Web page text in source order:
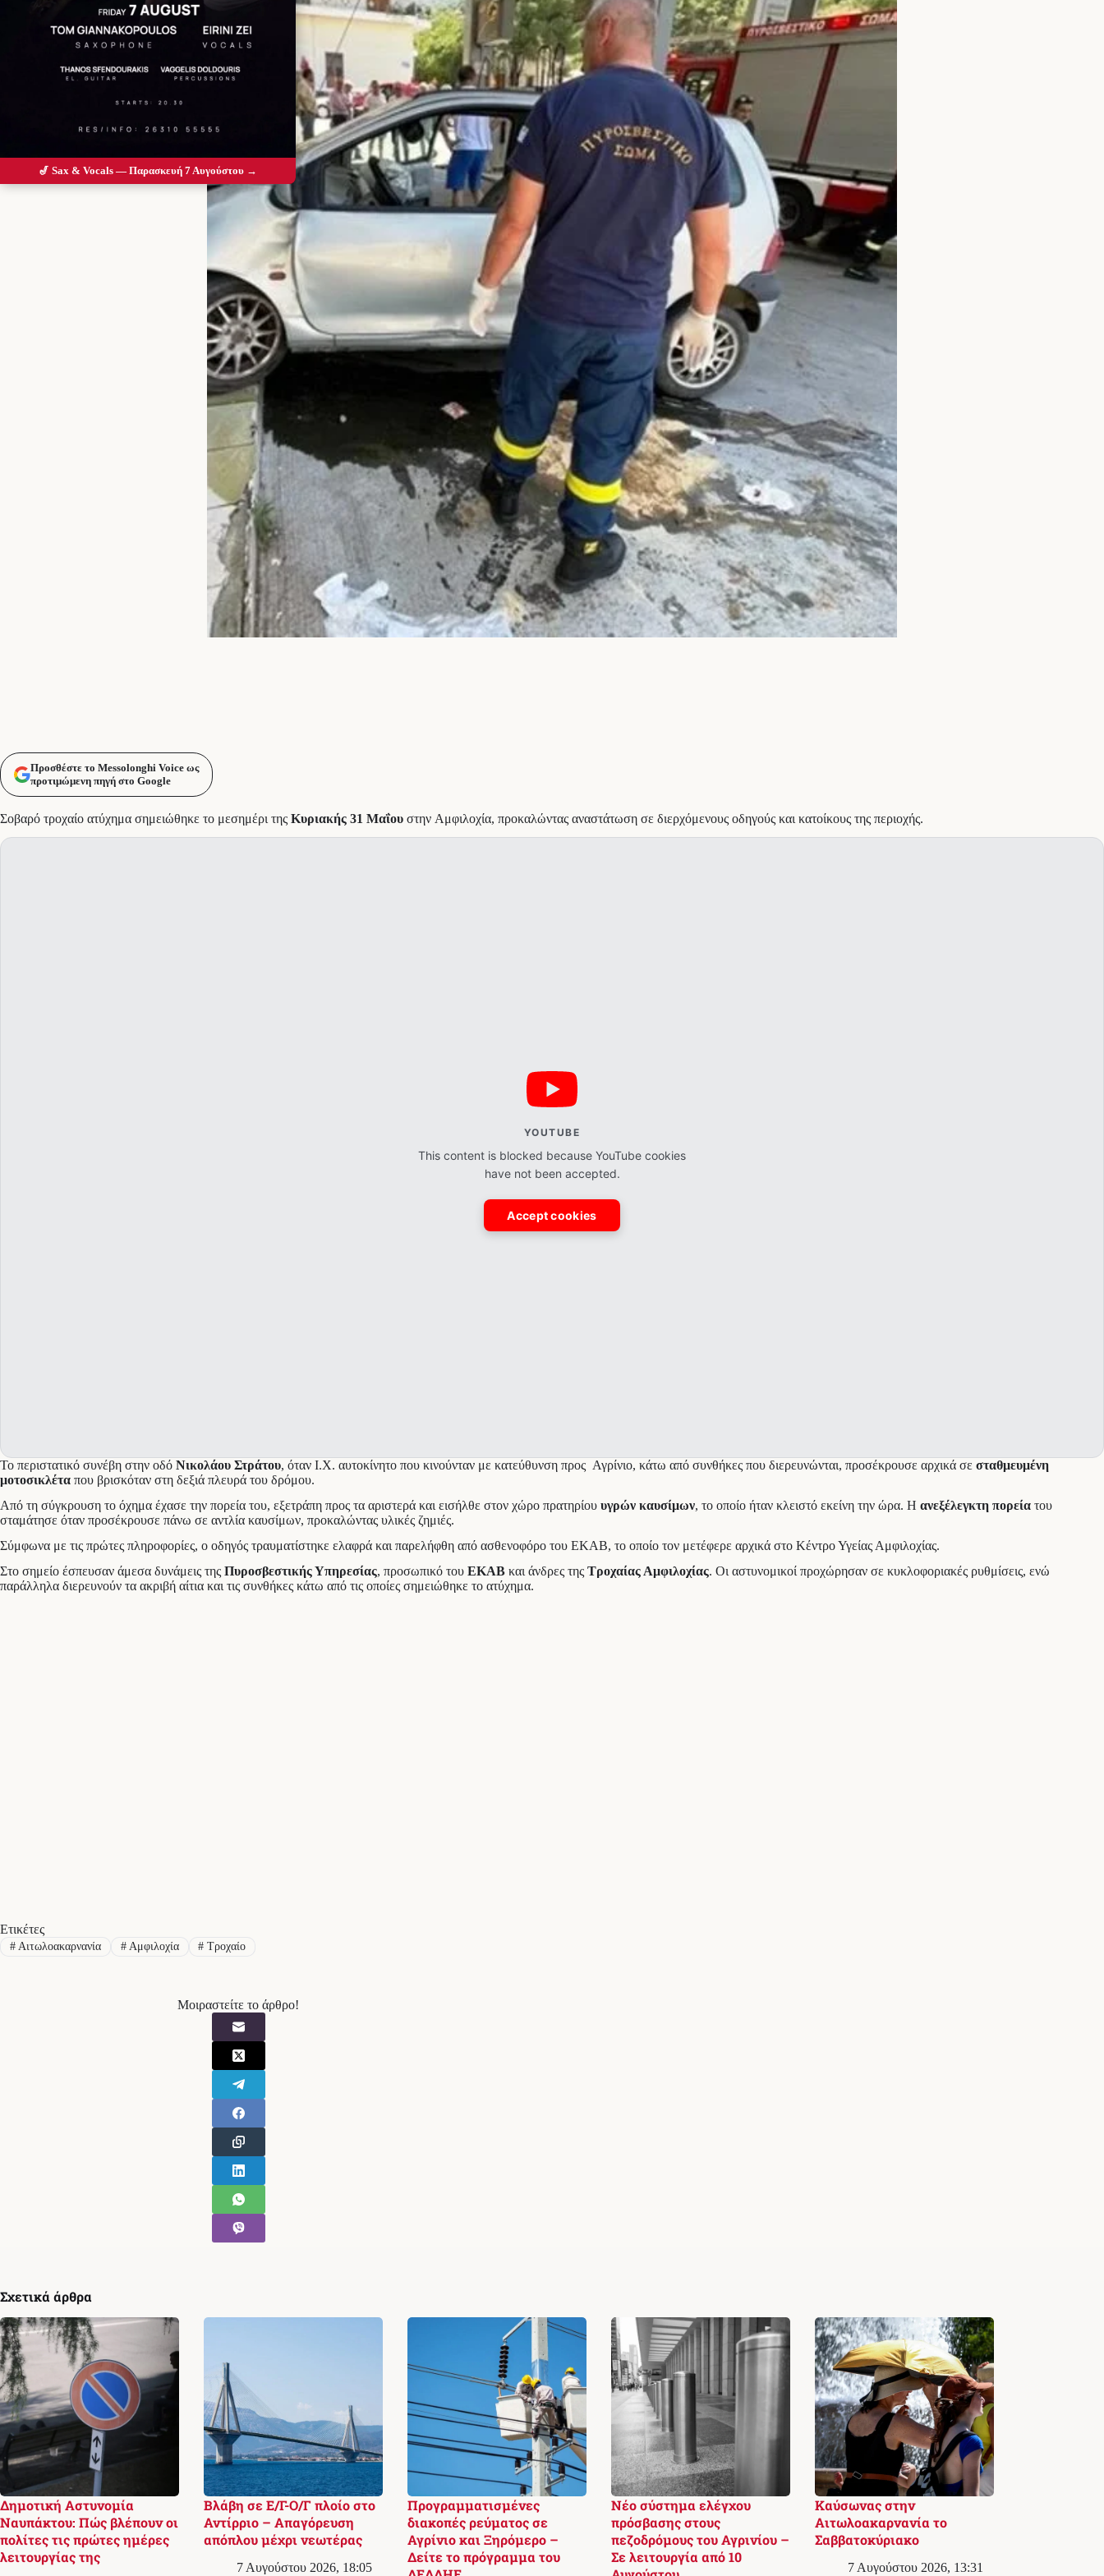
Προσθέστε το Messolonghi Voice ως
προτιμώμενη πηγή στο Google
Σοβαρό τροχαίο ατύχημα σημειώθηκε το μεσημέρι της Κυριακής 31 Μαΐου στην Αμφιλοχία, προκαλώντας αναστάτωση σε διερχόμενους οδηγούς και κατοίκους της περιοχής.
YOUTUBE
This content is blocked because YouTube cookies
have not been accepted.
Accept cookies
Το περιστατικό συνέβη στην οδό Νικολάου Στράτου, όταν Ι.Χ. αυτοκίνητο που κινούνταν με κατεύθυνση προς Αγρίνιο, κάτω από συνθήκες που διερευνώνται, προσέκρουσε αρχικά σε σταθμευμένη
μοτοσικλέτα που βρισκόταν στη δεξιά πλευρά του δρόμου.
Από τη σύγκρουση το όχημα έχασε την πορεία του, εξετράπη προς τα αριστερά και εισήλθε στον χώρο πρατηρίου υγρών καυσίμων, το οποίο ήταν κλειστό εκείνη την ώρα. Η ανεξέλεγκτη πορεία του
σταμάτησε όταν προσέκρουσε πάνω σε αντλία καυσίμων, προκαλώντας υλικές ζημιές.
Σύμφωνα με τις πρώτες πληροφορίες, ο οδηγός τραυματίστηκε ελαφρά και παρελήφθη από ασθενοφόρο του ΕΚΑΒ, το οποίο τον μετέφερε αρχικά στο Κέντρο Υγείας Αμφιλοχίας.
Στο σημείο έσπευσαν άμεσα δυνάμεις της Πυροσβεστικής Υπηρεσίας, προσωπικό του ΕΚΑΒ και άνδρες της Τροχαίας Αμφιλοχίας. Οι αστυνομικοί προχώρησαν σε κυκλοφοριακές ρυθμίσεις, ενώ
παράλληλα διερευνούν τα ακριβή αίτια και τις συνθήκες κάτω από τις οποίες σημειώθηκε το ατύχημα.
Ετικέτες
#Αιτωλοακαρνανία #Αμφιλοχία # Τροχαίο
Μοιραστείτε το άρθρο!
Σχετικά άρθρα
Δημοτική Αστυνομία
Ναυπάκτου: Πώς βλέπουν οι
πολίτες τις πρώτες ημέρες
λειτουργίας της
Βλάβη σε Ε/Γ-Ο/Γ πλοίο στο
Αντίρριο – Απαγόρευση
απόπλου μέχρι νεωτέρας
7 Αυγούστου 2026, 18:05
Προγραμματισμένες
διακοπές ρεύματος σε
Αγρίνιο και Ξηρόμερο –
Δείτε το πρόγραμμα του
Νέο σύστημα ελέγχου
πρόσβασης στους
πεζοδρόμους του Αγρινίου –
Σε λειτουργία από 10
Καύσωνας στην
Αιτωλοακαρνανία το
Σαββατοκύριακο
7 Αυγούστου 2026, 13:31
🎷 Sax & Vocals — Παρασκευή 7 Αυγούστου →